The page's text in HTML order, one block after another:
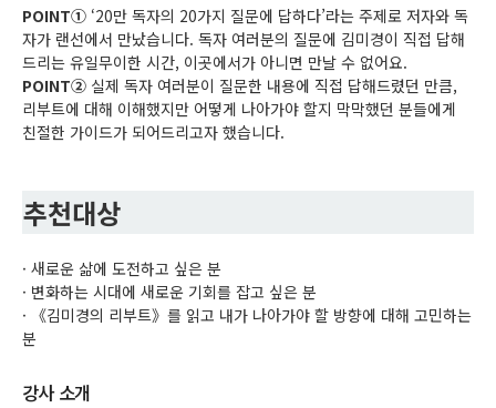
POINT① ‘20만 독자의 20가지 질문에 답하다’라는 주제로 저자와 독
자가 랜선에서 만났습니다. 독자 여러분의 질문에 김미경이 직접 답해
드리는 유일무이한 시간, 이곳에서가 아니면 만날 수 없어요.
POINT② 실제 독자 여러분이 질문한 내용에 직접 답해드렸던 만큼,
리부트에 대해 이해했지만 어떻게 나아가야 할지 막막했던 분들에게
친절한 가이드가 되어드리고자 했습니다.
추천대상
· 새로운 삶에 도전하고 싶은 분
· 변화하는 시대에 새로운 기회를 잡고 싶은 분
· 《김미경의 리부트》를 읽고 내가 나아가야 할 방향에 대해 고민하는
분
강사 소개